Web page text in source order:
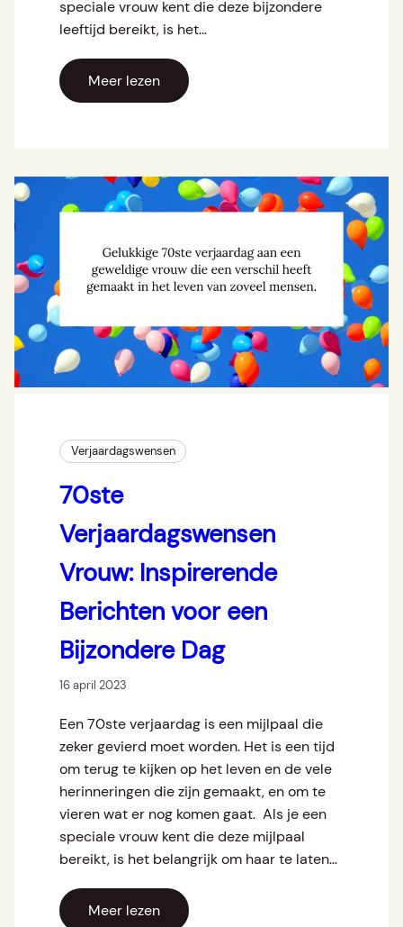
speciale vrouw kent die deze bijzondere
leeftijd bereikt, is het…
Meer lezen
Verjaardagswensen
70ste
Verjaardagswensen
Vrouw: Inspirerende
Berichten voor een
Bijzondere Dag
16 april 2023
Een 70ste verjaardag is een mijlpaal die
zeker gevierd moet worden. Het is een tijd
om terug te kijken op het leven en de vele
herinneringen die zijn gemaakt, en om te
vieren wat er nog komen gaat. Als je een
speciale vrouw kent die deze mijlpaal
bereikt, is het belangrijk om haar te laten…
Meer lezen